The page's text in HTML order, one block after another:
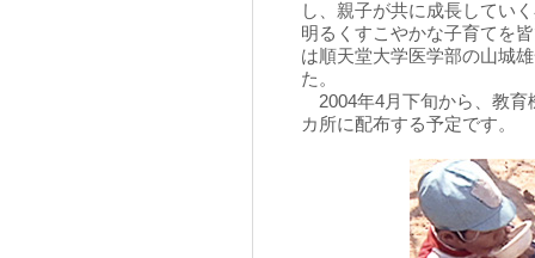
し、親子が共に成長してい
明るくすこやかな子育てを
は順天堂大学医学部の山城
た。
2004年4月下旬から、教育
カ所に配布する予定です。